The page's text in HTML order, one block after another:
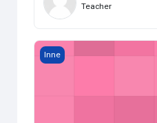
Teacher
Technologia informacyjna
Inne